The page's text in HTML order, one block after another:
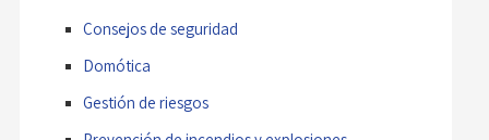
Consejos de seguridad
Domótica
Gestión de riesgos